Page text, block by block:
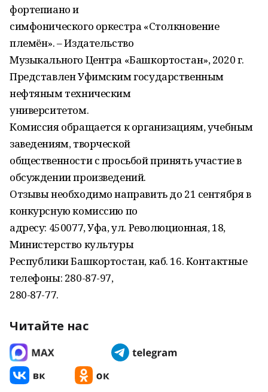
фортепиано и
симфонического оркестра «Столкновение
племён». – Издательство
Музыкального Центра «Башкортостан», 2020 г.
Представлен Уфимским государственным
нефтяным техническим
университетом.
Комиссия обращается к организациям, учебным
заведениям, творческой
общественности с просьбой принять участие в
обсуждении произведений.
Отзывы необходимо направить до 21 сентября в
конкурсную комиссию по
адресу: 450077, Уфа, ул. Революционная, 18,
Министерство культуры
Республики Башкортостан, каб. 16. Контактные
телефоны: 280-87-97,
280-87-77.
Читайте нас